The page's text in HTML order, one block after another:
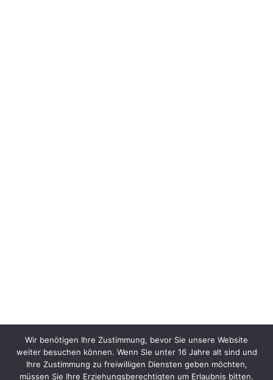
Wir benötigen Ihre Zustimmung, bevor Sie unsere Website
weiter besuchen können. Wenn Sie unter 16 Jahre alt sind und
Ihre Zustimmung zu freiwilligen Diensten geben möchten,
müssen Sie Ihre Erziehungsberechtigten um Erlaubnis bitten.